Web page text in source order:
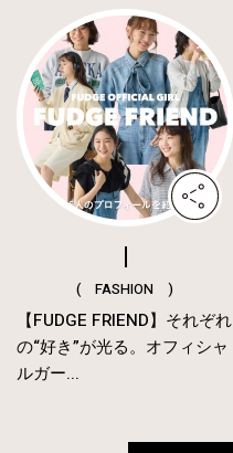
( FASHION )
【FUDGE FRIEND】それぞれ
の“好き”が光る。オフィシャ
ルガー...